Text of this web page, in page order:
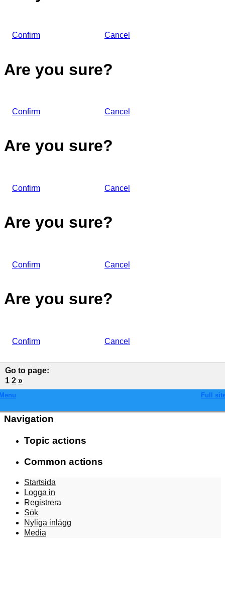
Confirm Cancel
Are you sure?
Confirm Cancel
Are you sure?
Confirm Cancel
Are you sure?
Confirm Cancel
Are you sure?
Confirm Cancel
Go to page:
1 2 »
Full
Navigation
Topic actions
Common actions
Startsida
Logga in
Registrera
Sök
Nyliga inlägg
Media